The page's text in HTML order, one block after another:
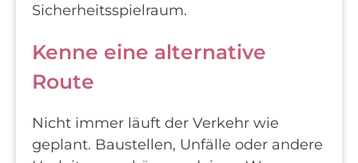
Sicherheitsspielraum.
Kenne eine alternative
Route
Nicht immer läuft der Verkehr wie
geplant. Baustellen, Unfälle oder andere